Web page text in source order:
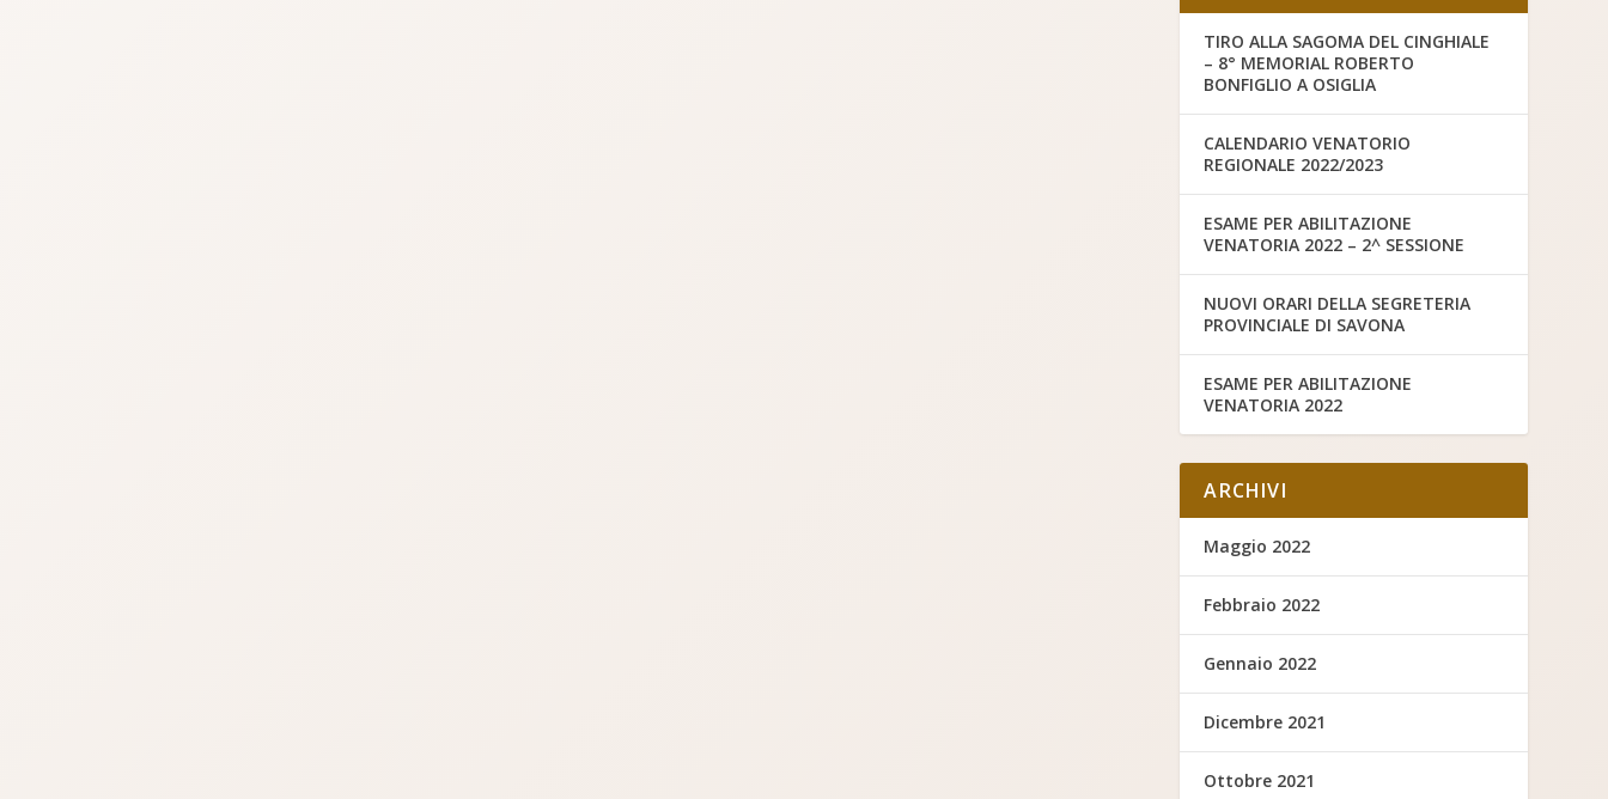
TIRO ALLA SAGOMA DEL CINGHIALE
– 8° MEMORIAL ROBERTO
BONFIGLIO A OSIGLIA
CALENDARIO VENATORIO
REGIONALE 2022/2023
ESAME PER ABILITAZIONE
VENATORIA 2022 – 2^ SESSIONE
NUOVI ORARI DELLA SEGRETERIA
PROVINCIALE DI SAVONA
ESAME PER ABILITAZIONE
VENATORIA 2022
ARCHIVI
Maggio 2022
Febbraio 2022
Gennaio 2022
Dicembre 2021
Ottobre 2021